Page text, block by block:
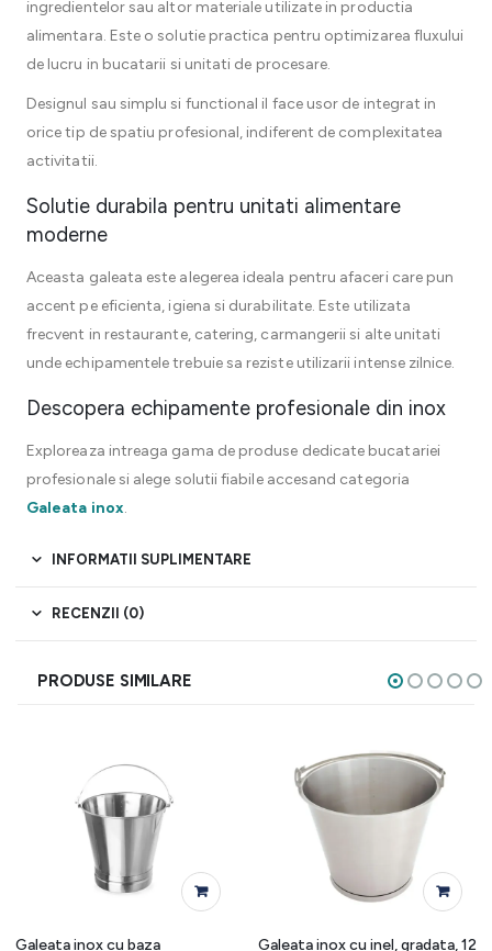
ingredientelor sau altor materiale utilizate in productia
alimentara. Este o solutie practica pentru optimizarea fluxului
de lucru in bucatarii si unitati de procesare.
Designul sau simplu si functional il face usor de integrat in
orice tip de spatiu profesional, indiferent de complexitatea
activitatii.
Solutie durabila pentru unitati alimentare
moderne
Aceasta galeata este alegerea ideala pentru afaceri care pun
accent pe eficienta, igiena si durabilitate. Este utilizata
frecvent in restaurante, catering, carmangerii si alte unitati
unde echipamentele trebuie sa reziste utilizarii intense zilnice.
Descopera echipamente profesionale din inox
Exploreaza intreaga gama de produse dedicate bucatariei
profesionale si alege solutii fiabile accesand categoria
Galeata inox.
INFORMATII SUPLIMENTARE
RECENZII (0)
PRODUSE SIMILARE
Galeata inox cu baza
Galeata inox cu inel, gradata, 12